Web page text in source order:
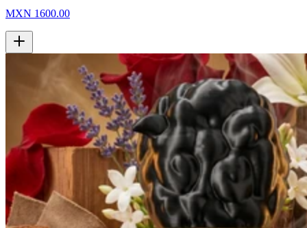
MXN 1600.00